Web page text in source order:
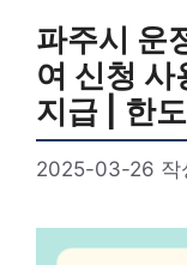
파주시 운
여 신청 사
지급 | 한
2025-03-26 작